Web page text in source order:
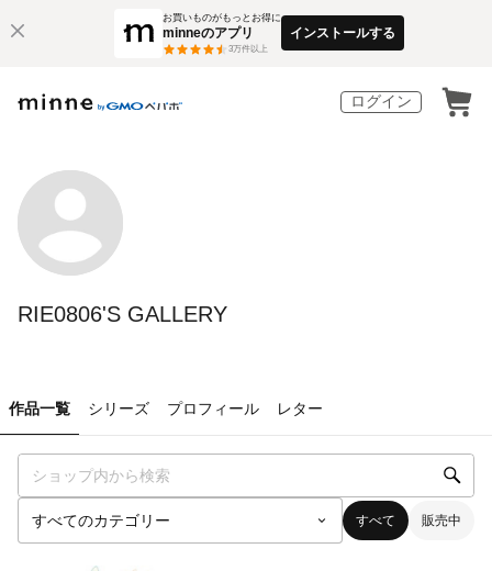
お買いものがもっとお得に
minneのアプリ
3万件以上
インストールする
ログイン
RIE0806'S GALLERY
作品一覧 シリーズ プロフィール レター
すべて 販売中